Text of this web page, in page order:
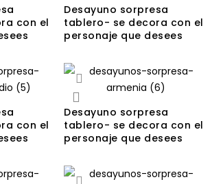
con el
Desayuno sorpresa
tablero- se decora con el
personaje que desees
con el
Desayuno sorpresa
tablero- se decora con el
personaje que desees